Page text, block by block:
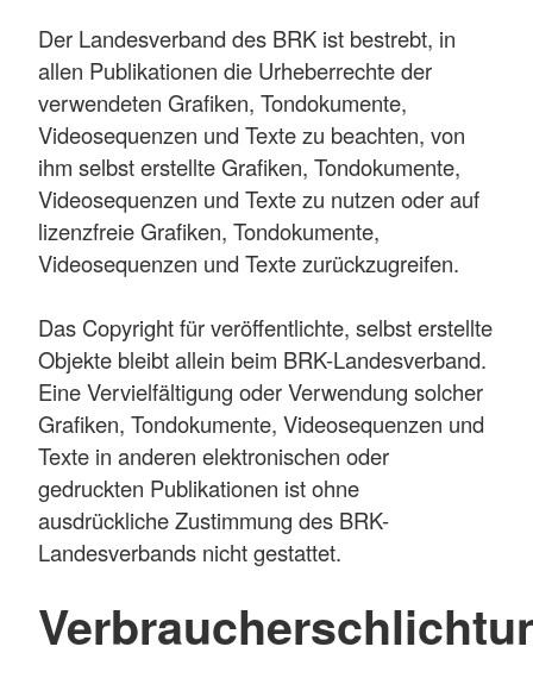
Der Landesverband des BRK ist bestrebt, in
allen Publikationen die Urheberrechte der
verwendeten Grafiken, Tondokumente,
Videosequenzen und Texte zu beachten, von
ihm selbst erstellte Grafiken, Tondokumente,
Videosequenzen und Texte zu nutzen oder auf
lizenzfreie Grafiken, Tondokumente,
Videosequenzen und Texte zurückzugreifen.
Das Copyright für veröffentlichte, selbst erstellte
Objekte bleibt allein beim BRK-Landesverband.
Eine Vervielfältigung oder Verwendung solcher
Grafiken, Tondokumente, Videosequenzen und
Texte in anderen elektronischen oder
gedruckten Publikationen ist ohne
ausdrückliche Zustimmung des BRK-
Landesverbands nicht gestattet.